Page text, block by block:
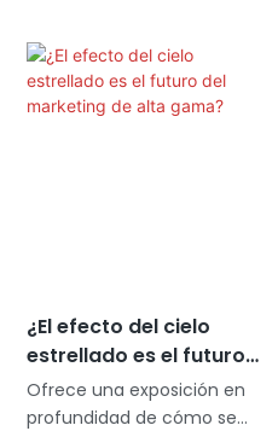
y delicada de un dulce
postre.
¿El efecto del cielo
estrellado es el futuro
del marketing de alta
gama?
Ofrece una exposición en
profundidad de cómo se